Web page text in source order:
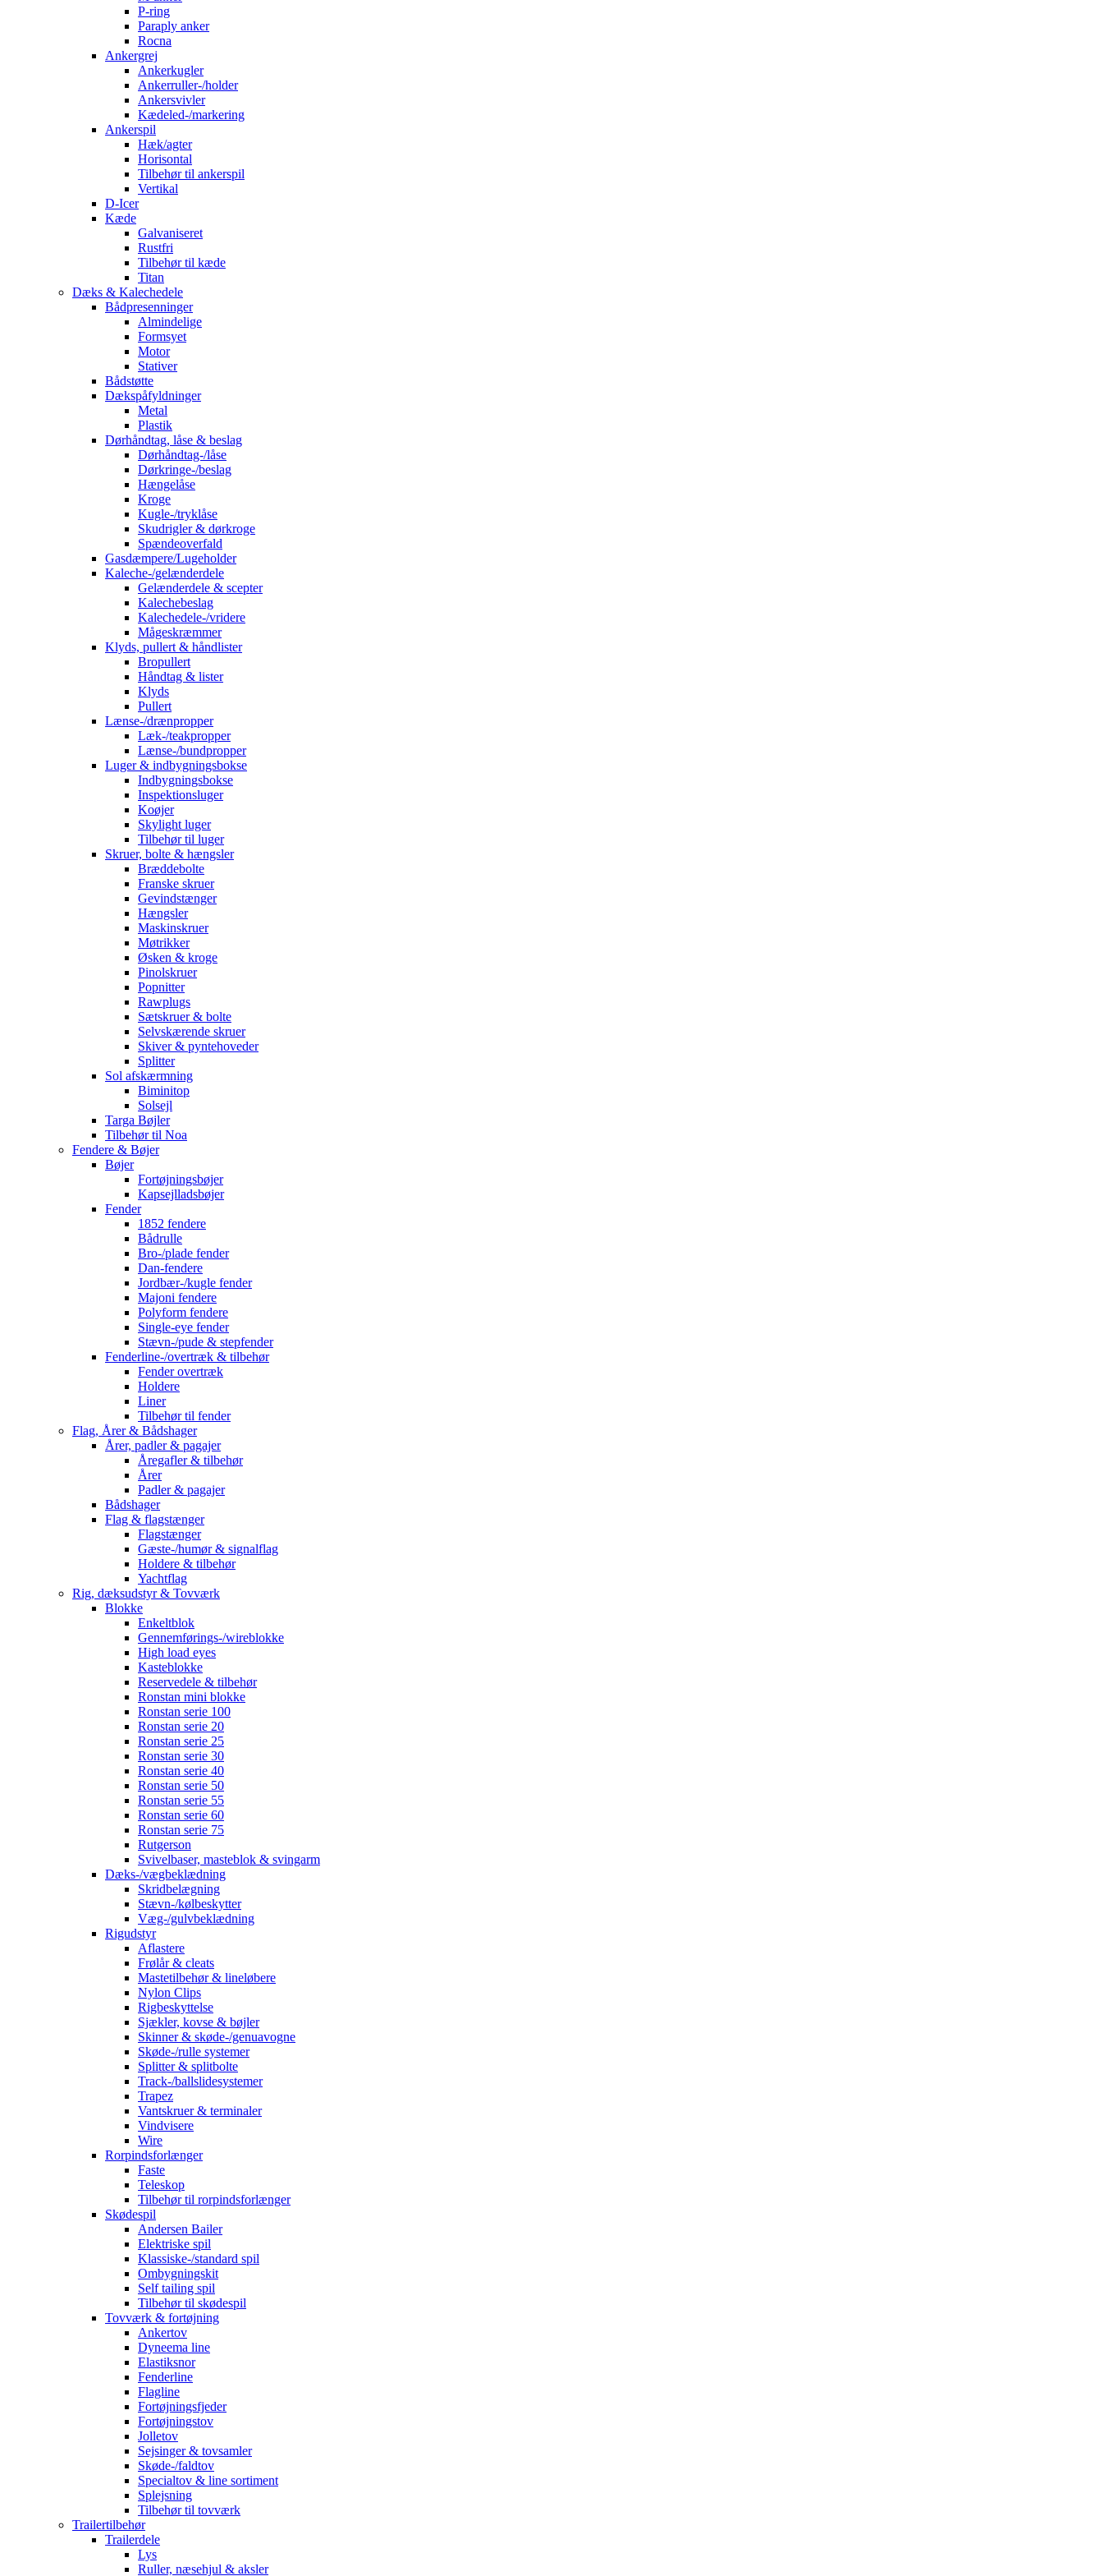
P-ring
Paraply anker
Rocna
Ankergrej
Ankerkugler
Ankerruller-/holder
Ankersvivler
Kædeled-/markering
Ankerspil
Hæk/agter
Horisontal
Tilbehør til ankerspil
Vertikal
D-Icer
Kæde
Galvaniseret
Rustfri
Tilbehør til kæde
Titan
Dæks & Kalechedele
Bådpresenninger
Almindelige
Formsyet
Motor
Stativer
Bådstøtte
Dækspåfyldninger
Metal
Plastik
Dørhåndtag, låse & beslag
Dørhåndtag-/låse
Dørkringe-/beslag
Hængelåse
Kroge
Kugle-/tryklåse
Skudrigler & dørkroge
Spændeoverfald
Gasdæmpere/Lugeholder
Kaleche-/gelænderdele
Gelænderdele & scepter
Kalechebeslag
Kalechedele-/vridere
Mågeskræmmer
Klyds, pullert & håndlister
Bropullert
Håndtag & lister
Klyds
Pullert
Lænse-/drænpropper
Læk-/teakpropper
Lænse-/bundpropper
Luger & indbygningsbokse
Indbygningsbokse
Inspektionsluger
Koøjer
Skylight luger
Tilbehør til luger
Skruer, bolte & hængsler
Bræddebolte
Franske skruer
Gevindstænger
Hængsler
Maskinskruer
Møtrikker
Øsken & kroge
Pinolskruer
Popnitter
Rawplugs
Sætskruer & bolte
Selvskærende skruer
Skiver & pyntehoveder
Splitter
Sol afskærmning
Biminitop
Solsejl
Targa Bøjler
Tilbehør til Noa
Fendere & Bøjer
Bøjer
Fortøjningsbøjer
Kapsejlladsbøjer
Fender
1852 fendere
Bådrulle
Bro-/plade fender
Dan-fendere
Jordbær-/kugle fender
Majoni fendere
Polyform fendere
Single-eye fender
Stævn-/pude & stepfender
Fenderline-/overtræk & tilbehør
Fender overtræk
Holdere
Liner
Tilbehør til fender
Flag, Årer & Bådshager
Årer, padler & pagajer
Åregafler & tilbehør
Årer
Padler & pagajer
Bådshager
Flag & flagstænger
Flagstænger
Gæste-/humør & signalflag
Holdere & tilbehør
Yachtflag
Rig, dæksudstyr & Tovværk
Blokke
Enkeltblok
Gennemførings-/wireblokke
High load eyes
Kasteblokke
Reservedele & tilbehør
Ronstan mini blokke
Ronstan serie 100
Ronstan serie 20
Ronstan serie 25
Ronstan serie 30
Ronstan serie 40
Ronstan serie 50
Ronstan serie 55
Ronstan serie 60
Ronstan serie 75
Rutgerson
Svivelbaser, masteblok & svingarm
Dæks-/vægbeklædning
Skridbelægning
Stævn-/kølbeskytter
Væg-/gulvbeklædning
Rigudstyr
Aflastere
Frølår & cleats
Mastetilbehør & lineløbere
Nylon Clips
Rigbeskyttelse
Sjækler, kovse & bøjler
Skinner & skøde-/genuavogne
Skøde-/rulle systemer
Splitter & splitbolte
Track-/ballslidesystemer
Trapez
Vantskruer & terminaler
Vindvisere
Wire
Rorpindsforlænger
Faste
Teleskop
Tilbehør til rorpindsforlænger
Skødespil
Andersen Bailer
Elektriske spil
Klassiske-/standard spil
Ombygningskit
Self tailing spil
Tilbehør til skødespil
Tovværk & fortøjning
Ankertov
Dyneema line
Elastiksnor
Fenderline
Flagline
Fortøjningsfjeder
Fortøjningstov
Jolletov
Sejsinger & tovsamler
Skøde-/faldtov
Specialtov & line sortiment
Splejsning
Tilbehør til tovværk
Trailertilbehør
Trailerdele
Lys
Ruller, næsehjul & aksler